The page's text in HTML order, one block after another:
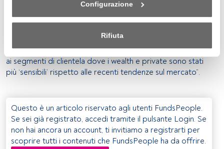
nell'ambito del nostro consenso. Per saperne di più,
Utilizzo di dati di localizzazione geografica precisi. Analisi
attiva delle caratteristiche del dispositivo per la sua
dispositivo e/o accesso alle stesse. Pubblicità e contenuti
personalizzati, misurazione della pubblicità e dei
contenuti, ricerca sul pubblico e sviluppo di servizi.
Elenco dei partner (fornitori)
Configurazione
Rifiuta
variegato, per cui occorre operare una distinzione tra i
risultati raggiunti dal segmento bancassurance rispetto al
state differenze significative tra reti di consulenti finanziari
e reti captive. Stessa cosa se si valutano i risultati rispetto
ai segmenti di clientela dove i wealth e private sono stati
più ‘sensibili’ rispetto alle recenti tendenze sul mercato”.
Questo è un articolo riservato agli utenti FundsPeople.
Se sei già registrato, accedi tramite il pulsante Login. Se
non hai ancora un account, ti invitiamo a registrarti per
scoprire tutti i contenuti che FundsPeople ha da offrire.